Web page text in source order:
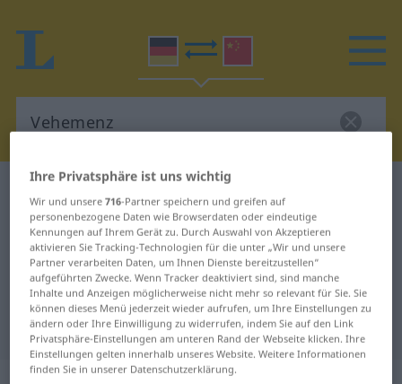
Deutsch-Chinesisch Wörterbuch
Deutsch-Chinesisch Übersetzung
für "Vehemenz"
"Vehemenz" Chinesisch
Übersetzung
Ihre Privatsphäre ist uns wichtig
Wir und unsere716-Partner speichern und greifen auf
personenbezogene Daten wie Browserdaten oder eindeutige
Kennungen auf Ihrem Gerät zu. Durch Auswahl von Akzeptieren
aktivieren Sie Tracking-Technologien für die unter „Wir und unsere
Partner verarbeiten Daten, um Ihnen Dienste bereitzustellen“
aufgeführten Zwecke. Wenn Tracker deaktiviert sind, sind manche
Inhalte und Anzeigen möglicherweise nicht mehr so relevant für Sie. Sie
können dieses Menü jederzeit wieder aufrufen, um Ihre Einstellungen zu
ändern oder Ihre Einwilligung zu widerrufen, indem Sie auf den Link
Privatsphäre-Einstellungen am unteren Rand der Webseite klicken. Ihre
Einstellungen gelten innerhalb unseres Website. Weitere Informationen
finden Sie in unserer Datenschutzerklärung.